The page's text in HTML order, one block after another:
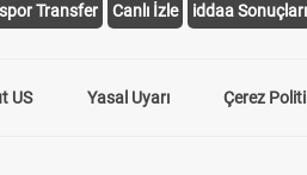
Transfer Canlı İzle iddaa Sonuçları
US Yasal Uyarı Çerez